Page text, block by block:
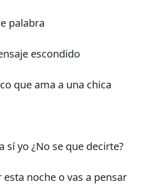
palabra
escondido
que ama a una chica
sí yo ¿No se que decirte?
noche o vas a pensar